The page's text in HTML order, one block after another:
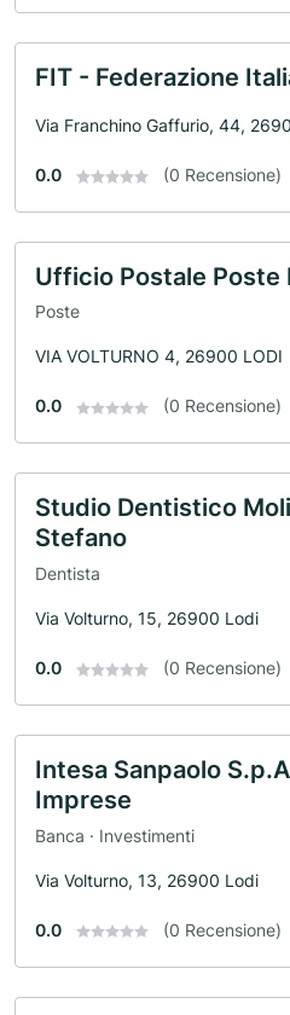
FIT - Federazione
Via Franchino Gaffurio, 44,
0.0 (0 Recensione)
Ufficio Postale Poste
Poste
VIA VOLTURNO 4, 26900 LODI
0.0 (0 Recensione)
Studio Dentistico
Stefano
Dentista
Via Volturno, 15, 26900 Lodi
0.0 (0 Recensione)
Intesa Sanpaolo
Imprese
Banca · Investimenti
Via Volturno, 13, 26900 Lodi
0.0 (0 Recensione)